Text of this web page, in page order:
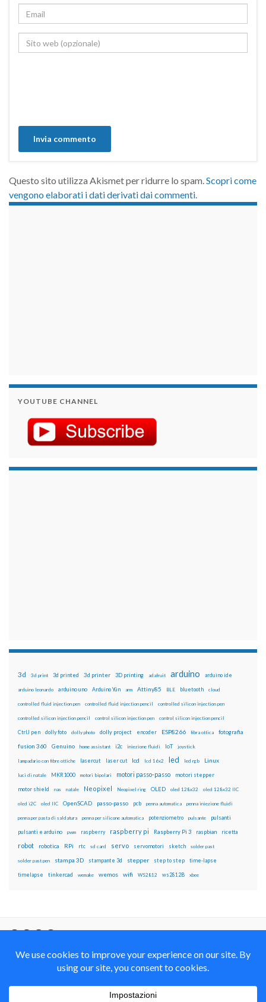
Questo sito utilizza Akismet per ridurre lo spam.Scopri come
vengono elaborati i dati derivati dai commenti.
YOUTUBE CHANNEL
3d 3d print 3d printed 3d printer 3D printing adafruit arduino arduino ide
arduino leonardo arduino uno Arduino Yún arm Attiny85 BLE bluetooth cloud
controlled fluid injection pen controlled fluid injection pencil controlled silicon injection pen
controlled silicon injection pencil control silicon injection pen control silicon injection pencil
CtrlJ pen dolly foto dolly photo dolly project encoder ESP8266 fibra ottica fotografia
fusion 360 Genuino home assistant i2c iniezione fluidi IoT joystick
lampadario con fibre ottiche lasercut laser cut lcd lcd 16x2 led led rgb Linux
luci di natale MKR1000 motori bipolari motori passo-passo motori stepper
motor shield nas natale Neopixel Neopixel ring OLED oled 128x32 oled 128x32 IIC
oled i2C oled IIC OpenSCAD passo-passo pcb penna automatica penna iniezione fluidi
penna per pasta di saldatura penna per silicone automatica potenziometro pulsante pulsanti
pulsanti e arduino pwm raspberry raspberry pi Raspberry Pi 3 raspbian ricetta
robot robotica RPi rtc sd card servo servomotori sketch solder past
solder past pen stampa 3D stampante 3d stepper step to step time-lapse
timelapse tinkercad wemake wemos wifi WS2812 ws2812B xbee
Alike 4.0 International